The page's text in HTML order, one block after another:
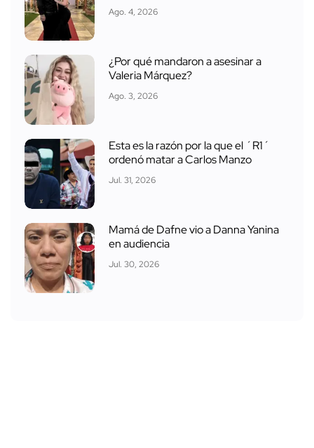
Ago. 4, 2026
¿Por qué mandaron a asesinar a
Valeria Márquez?
Ago. 3, 2026
Esta es la razón por la que el ´R1´
ordenó matar a Carlos Manzo
Jul. 31, 2026
Mamá de Dafne vio a Danna Yanina
en audiencia
Jul. 30, 2026